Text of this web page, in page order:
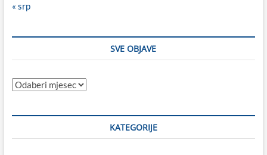
« srp
SVE OBJAVE
Sve
KATEGORIJE